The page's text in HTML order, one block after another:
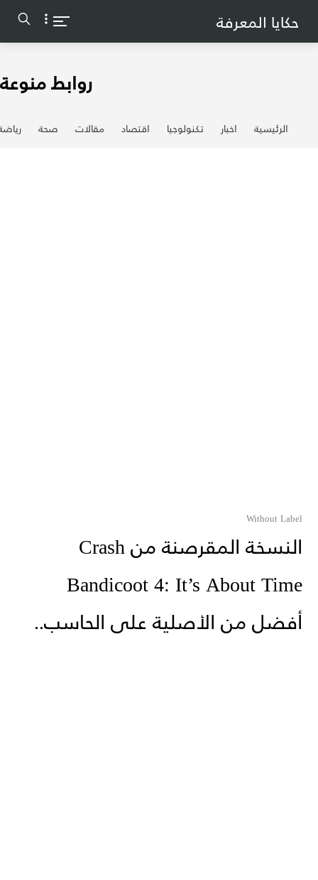
حكايا المعرفة
روابط منوعة
الرئيسية اخبار تكنولوجيا اقتصاد مقالات صحة
Without Label
النسخة المقرصنة من Crash
Bandicoot 4: It’s About Time
أفضل من الأصلية على الحاسب..